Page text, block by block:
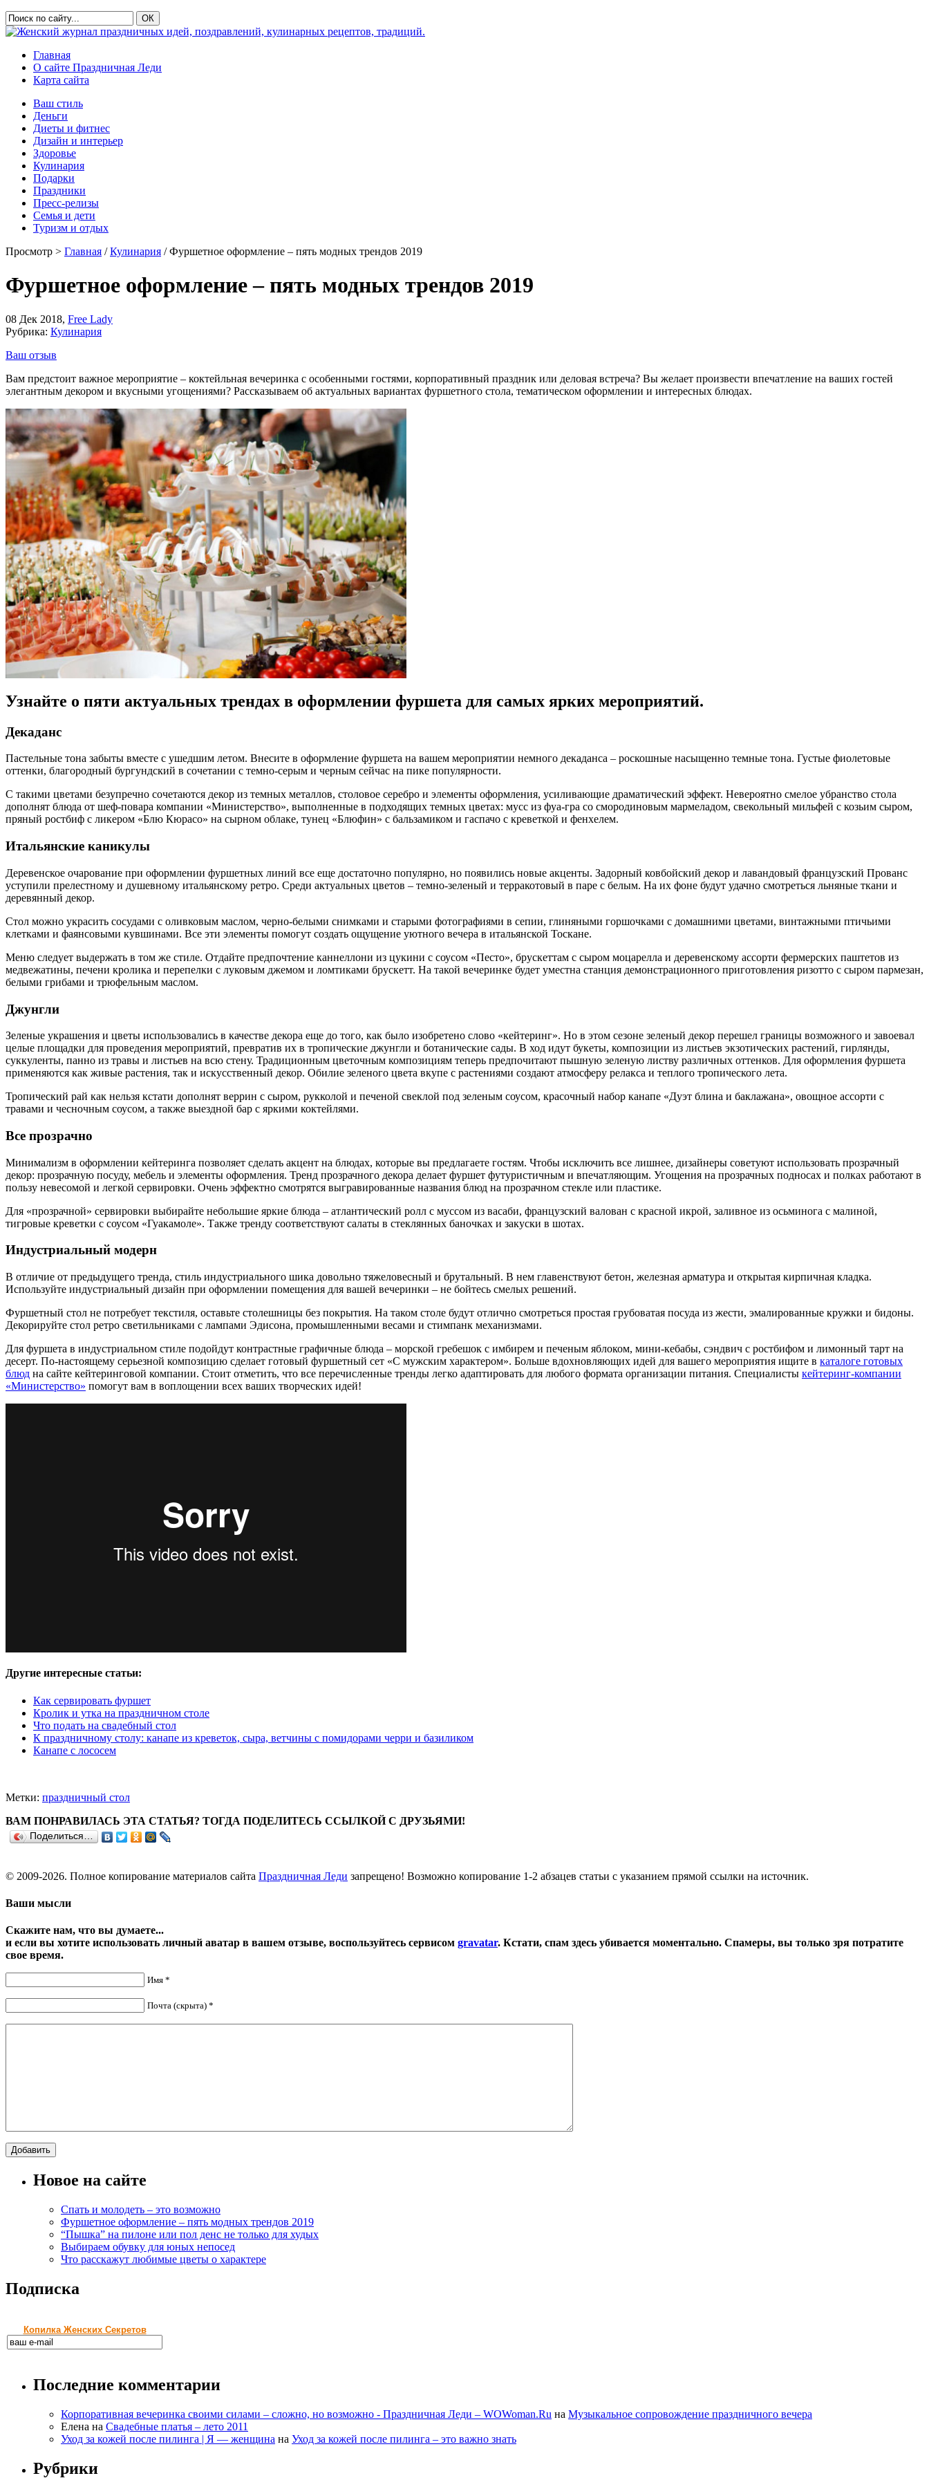
Главная
О сайте Праздничная Леди
Карта сайта
Ваш стиль
Деньги
Диеты и фитнес
Дизайн и интерьер
Здоровье
Кулинария
Подарки
Праздники
Пресс-релизы
Семья и дети
Туризм и отдых
Просмотр > Главная /Кулинария / Фуршетное оформление – пять модных трендов 2019
Фуршетное оформление – пять модных трендов 2019
08 Дек 2018, Free Lady
Рубрика: Кулинария
Ваш отзыв
Вам предстоит важное мероприятие – коктейльная вечеринка с особенными гостями, корпоративный праздник или деловая встреча? Вы желает произвести впечатление на ваших гостей
элегантным декором и вкусными угощениями? Рассказываем об актуальных вариантах фуршетного стола, тематическом оформлении и интересных блюдах.
Узнайте о пяти актуальных трендах в оформлении фуршета для самых ярких мероприятий.
Декаданс
Пастельные тона забыты вместе с ушедшим летом. Внесите в оформление фуршета на вашем мероприятии немного декаданса – роскошные насыщенно темные тона. Густые фиолетовые
оттенки, благородный бургундский в сочетании с темно-серым и черным сейчас на пике популярности.
С такими цветами безупречно сочетаются декор из темных металлов, столовое серебро и элементы оформления, усиливающие драматический эффект. Невероятно смелое убранство стола
дополнят блюда от шеф-повара компании «Министерство», выполненные в подходящих темных цветах: мусс из фуа-гра со смородиновым мармеладом, свекольный мильфей с козьим сыром,
пряный ростбиф с ликером «Блю Кюрасо» на сырном облаке, тунец «Блюфин» с бальзамиком и гаспачо с креветкой и фенхелем.
Итальянские каникулы
Деревенское очарование при оформлении фуршетных линий все еще достаточно популярно, но появились новые акценты. Задорный ковбойский декор и лавандовый французский Прованс
уступили прелестному и душевному итальянскому ретро. Среди актуальных цветов – темно-зеленый и терракотовый в паре с белым. На их фоне будут удачно смотреться льняные ткани и
деревянный декор.
Стол можно украсить сосудами с оливковым маслом, черно-белыми снимками и старыми фотографиями в сепии, глиняными горшочками с домашними цветами, винтажными птичьими
клетками и фаянсовыми кувшинами. Все эти элементы помогут создать ощущение уютного вечера в итальянской Тоскане.
Меню следует выдержать в том же стиле. Отдайте предпочтение каннеллони из цукини с соусом «Песто», брускеттам с сыром моцарелла и деревенскому ассорти фермерских паштетов из
медвежатины, печени кролика и перепелки с луковым джемом и ломтиками брускетт. На такой вечеринке будет уместна станция демонстрационного приготовления ризотто с сыром пармезан,
белыми грибами и трюфельным маслом.
Джунгли
Зеленые украшения и цветы использовались в качестве декора еще до того, как было изобретено слово «кейтеринг». Но в этом сезоне зеленый декор перешел границы возможного и завоевал
целые площадки для проведения мероприятий, превратив их в тропические джунгли и ботанические сады. В ход идут букеты, композиции из листьев экзотических растений, гирлянды,
суккуленты, панно из травы и листьев на всю стену. Традиционным цветочным композициям теперь предпочитают пышную зеленую листву различных оттенков. Для оформления фуршета
применяются как живые растения, так и искусственный декор. Обилие зеленого цвета вкупе с растениями создают атмосферу релакса и теплого тропического лета.
Тропический рай как нельзя кстати дополнят веррин с сыром, рукколой и печеной свеклой под зеленым соусом, красочный набор канапе «Дуэт блина и баклажана», овощное ассорти с
травами и чесночным соусом, а также выездной бар с яркими коктейлями.
Все прозрачно
Минимализм в оформлении кейтеринга позволяет сделать акцент на блюдах, которые вы предлагаете гостям. Чтобы исключить все лишнее, дизайнеры советуют использовать прозрачный
декор: прозрачную посуду, мебель и элементы оформления. Тренд прозрачного декора делает фуршет футуристичным и впечатляющим. Угощения на прозрачных подносах и полках работают в
пользу невесомой и легкой сервировки. Очень эффектно смотрятся выгравированные названия блюд на прозрачном стекле или пластике.
Для «прозрачной» сервировки выбирайте небольшие яркие блюда – атлантический ролл с муссом из васаби, французский валован с красной икрой, заливное из осьминога с малиной,
тигровые креветки с соусом «Гуакамоле». Также тренду соответствуют салаты в стеклянных баночках и закуски в шотах.
Индустриальный модерн
В отличие от предыдущего тренда, стиль индустриального шика довольно тяжеловесный и брутальный. В нем главенствуют бетон, железная арматура и открытая кирпичная кладка.
Используйте индустриальный дизайн при оформлении помещения для вашей вечеринки – не бойтесь смелых решений.
Фуршетный стол не потребует текстиля, оставьте столешницы без покрытия. На таком столе будут отлично смотреться простая грубоватая посуда из жести, эмалированные кружки и бидоны.
Декорируйте стол ретро светильниками с лампами Эдисона, промышленными весами и стимпанк механизмами.
Для фуршета в индустриальном стиле подойдут контрастные графичные блюда – морской гребешок с имбирем и печеным яблоком, мини-кебабы, сэндвич с ростбифом и лимонный тарт на
десерт. По-настоящему серьезной композицию сделает готовый фуршетный сет «С мужским характером». Больше вдохновляющих идей для вашего мероприятия ищите в каталоге готовых
блюд на сайте кейтеринговой компании. Стоит отметить, что все перечисленные тренды легко адаптировать для любого формата организации питания. Специалисты кейтеринг-компании
«Министерство» помогут вам в воплощении всех ваших творческих идей!
Другие интересные статьи:
Как сервировать фуршет
Кролик и утка на праздничном столе
Что подать на свадебный стол
К праздничному столу: канапе из креветок, сыра, ветчины с помидорами черри и базиликом
Канапе с лососем
Метки: праздничный стол
ВАМ ПОНРАВИЛАСЬ ЭТА СТАТЬЯ? ТОГДА ПОДЕЛИТЕСЬ ССЫЛКОЙ С ДРУЗЬЯМИ!
Поделиться…
© 2009-2026. Полное копирование материалов сайта Праздничная Леди запрещено! Возможно копирование 1-2 абзацев статьи с указанием прямой ссылки на источник.
Ваши мысли
Скажите нам, что вы думаете...
и если вы хотите использовать личный аватар в вашем отзыве, воспользуйтесь сервисом gravatar. Кстати, спам здесь убивается моментально. Спамеры, вы только зря потратите
свое время.
Имя *
Почта (скрыта) *
Новое на сайте
Спать и молодеть – это возможно
Фуршетное оформление – пять модных трендов 2019
“Пышка” на пилоне или пол денс не только для худых
Выбираем обувку для юных непосед
Что расскажут любимые цветы о характере
Подписка
Копилка Женских Секретов
Последние комментарии
Корпоративная вечеринка своими силами – сложно, но возможно - Праздничная Леди – WOWoman.Ru на Музыкальное сопровождение праздничного вечера
Елена на Свадебные платья – лето 2011
Уход за кожей после пилинга | Я — женщина на Уход за кожей после пилинга – это важно знать
Рубрики